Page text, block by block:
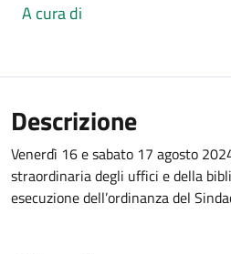
A cura di
Descrizione
Venerdì 16 e sabato 17 agosto
straordinaria degli uffici e della
esecuzione dell’ordinanza del